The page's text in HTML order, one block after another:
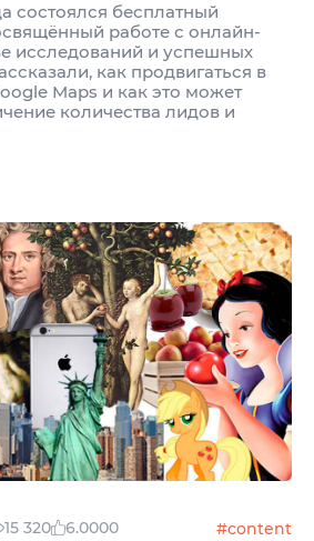
состоялся бесплатный
работе с онлайн-
исследований и успешных
как продвигаться в
Maps и как это может
количества лидов и
15 320 6.0000 #content